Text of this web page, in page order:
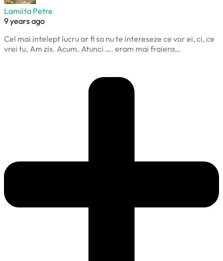
Lamiita Petre
9 years ago
Cel mai intelept lucru ar fi sa nu te intereseze ce vor ei, ci, ce
vrei tu. Am zis. Acum. Atunci …. eram mai fraiera…